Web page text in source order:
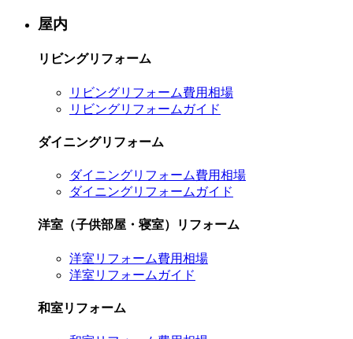
屋内
リビングリフォーム
リビングリフォーム費用相場
リビングリフォームガイド
ダイニングリフォーム
ダイニングリフォーム費用相場
ダイニングリフォームガイド
洋室（子供部屋・寝室）リフォーム
洋室リフォーム費用相場
洋室リフォームガイド
和室リフォーム